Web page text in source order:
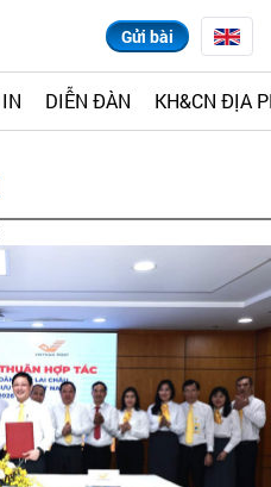
Gửi bài
DIỄN ĐÀN KH&CN ĐỊA